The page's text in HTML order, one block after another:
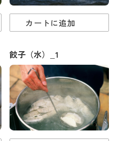
カートに追加
餃子（水）_1